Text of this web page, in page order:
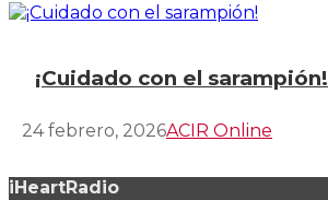
¡Cuidado con el sarampión!
24 febrero, 2026ACIR Online
iHeartRadio